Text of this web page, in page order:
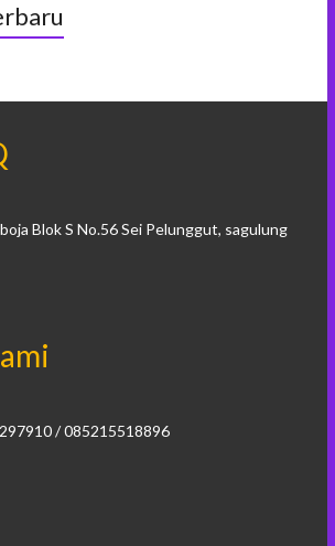
Blok S No.56 Sei Pelunggut, sagulung
/ 085215518896